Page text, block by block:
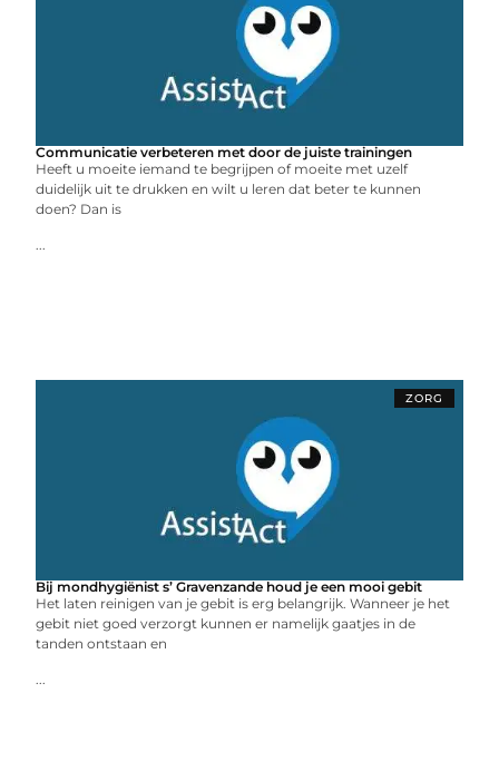
Communicatie verbeteren met door de juiste trainingen
Heeft u moeite iemand te begrijpen of moeite met uzelf
duidelijk uit te drukken en wilt u leren dat beter te kunnen
doen? Dan is
...
ZORG
Bij mondhygiënist s’ Gravenzande houd je een mooi gebit
Het laten reinigen van je gebit is erg belangrijk. Wanneer je het
gebit niet goed verzorgt kunnen er namelijk gaatjes in de
tanden ontstaan en
...